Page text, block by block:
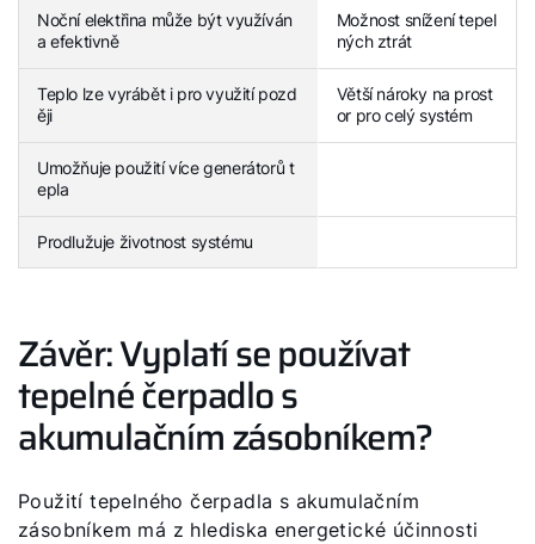
Noční elektřina může být využíván
a efektivně
Možnost snížení tepel
ných ztrát
Teplo lze vyrábět i pro využití pozd
ěji
Větší nároky na prost
or pro celý systém
Umožňuje použití více generátorů t
epla
Prodlužuje životnost systému
Závěr: Vyplatí se používat
tepelné čerpadlo s
akumulačním zásobníkem?
Použití tepelného čerpadla s akumulačním
zásobníkem má z hlediska energetické účinnosti